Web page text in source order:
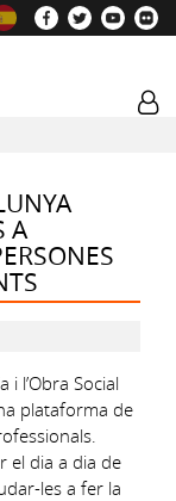
A
i l’Obra Social
plataforma de
el dia a dia de
les a fer la